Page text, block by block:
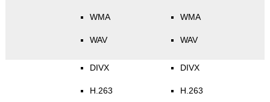
WMA
WAV
WMA
WAV
DIVX
H.263
DIVX
H.263